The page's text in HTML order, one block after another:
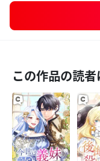
この作品の読